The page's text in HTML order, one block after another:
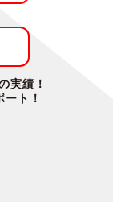
実績！
ト！